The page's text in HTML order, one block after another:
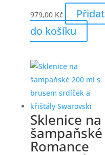
979,00 Kč
Přidat
do košíku
Sklenice na
šampaňské
Romance